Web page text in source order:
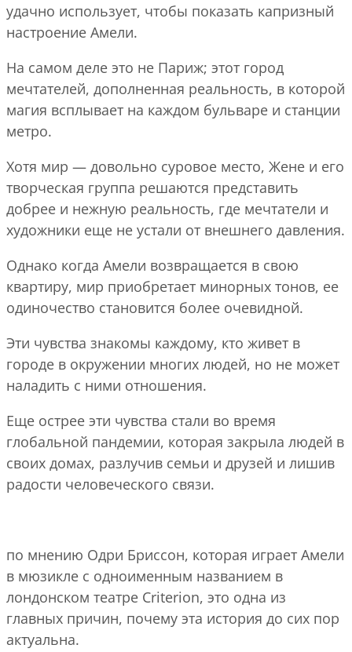
удачно использует, чтобы показать капризный
настроение Амели.
На самом деле это не Париж; этот город
мечтателей, дополненная реальность, в которой
магия всплывает на каждом бульваре и станции
метро.
Хотя мир — довольно суровое место, Жене и его
творческая группа решаются представить
добрее и нежную реальность, где мечтатели и
художники еще не устали от внешнего давления.
Однако когда Амели возвращается в свою
квартиру, мир приобретает минорных тонов, ее
одиночество становится более очевидной.
Эти чувства знакомы каждому, кто живет в
городе в окружении многих людей, но не может
наладить с ними отношения.
Еще острее эти чувства стали во время
глобальной пандемии, которая закрыла людей в
своих домах, разлучив семьи и друзей и лишив
радости человеческого связи.
по мнению Одри Бриссон, которая играет Амели
в мюзикле с одноименным названием в
лондонском театре Criterion, это одна из
главных причин, почему эта история до сих пор
актуальна.